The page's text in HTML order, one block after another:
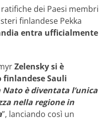
dei Paesi membri
finlandese Pekka
entra ufficialmente
Zelensky si è
finlandese Sauli
Nato è diventata l’unica
nella regione in
”, lanciando così un